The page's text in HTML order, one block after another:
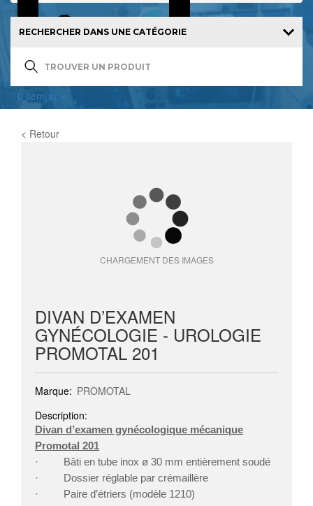
0 item(s)
< Retour
CHARGEMENT DES IMAGES
DIVAN D’EXAMEN
GYNÉCOLOGIE - UROLOGIE
PROMOTAL 201
Marque: PROMOTAL
Description:
Divan d’examen gynécologique mécanique
Promotal 201
· Bâti en tube inox ø 30 mm entièrement soudé
· Dossier réglable par crémaillère
· Paire d’étriers (modèle 1210)